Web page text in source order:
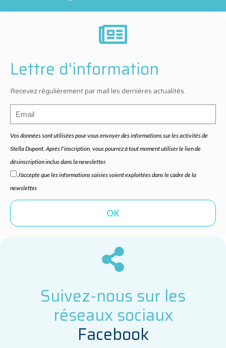
Lettre d'information
Recevez régulièrement par mail les dernières actualités.
Vos données sont utilisées pour vous envoyer des informations sur les activités de
Stella Dupont. Après l'inscription, vous pourrez à tout moment utiliser le lien de
désinscription inclus dans la newsletter.
J’accepte que les informations saisies soient exploitées dans le cadre de la
newsletter.
Suivez-nous sur les
réseaux sociaux
Facebook